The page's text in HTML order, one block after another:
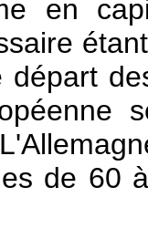
en
départ
de 60